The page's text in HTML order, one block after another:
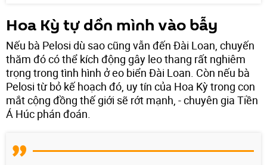
Hoa Kỳ tự dồn mình vào bẫy
Nếu bà Pelosi dù sao cũng vẫn đến Đài Loan, chuyến
thăm đó có thể kích động gây leo thang rất nghiêm
trọng trong tình hình ở eo biển Đài Loan. Còn nếu bà
Pelosi từ bỏ kế hoạch đó, uy tín của Hoa Kỳ trong con
mắt cộng đồng thế giới sẽ rớt mạnh, - chuyên gia Tiền
Á Húc phán đoán.